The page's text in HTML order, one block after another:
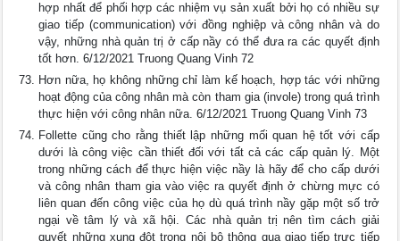
hợp nhất để phối hợp các nhiệm vụ sản xuất bởi họ có nhiều sự
giao tiếp (communication) với đồng nghiệp và công nhân và do
vậy, những nhà quản trị ở cấp nầy có thể đưa ra các quyết định
tốt hơn. 6/12/2021 Truong Quang Vinh 72
Hơn nữa, họ không những chỉ làm kế hoạch, hợp tác với những
hoạt động của công nhân mà còn tham gia (invole) trong quá trình
thực hiện với công nhân nữa. 6/12/2021 Truong Quang Vinh 73
Follette cũng cho rằng thiết lập những mối quan hệ tốt với cấp
dưới là công việc cần thiết đối với tất cả các cấp quản lý. Một
trong những cách để thực hiện việc nầy là hãy để cho cấp dưới
và công nhân tham gia vào việc ra quyết định ở chừng mực có
liên quan đến công việc của họ dù quá trình nầy gặp một số trở
ngại về tâm lý và xã hội. Các nhà quản trị nên tìm cách giải
quyết những xung đột trong nội bộ thông qua giao tiếp trực tiếp